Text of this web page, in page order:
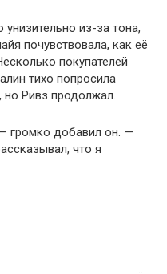
из-за тона,
почувствовала, как её
покупателей
тихо попросила
но Ривз продолжал.
громко добавил он. —
что я